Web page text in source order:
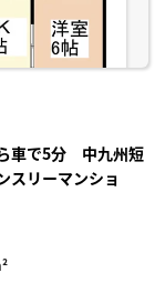
車で5分 中九州短
スリーマンショ